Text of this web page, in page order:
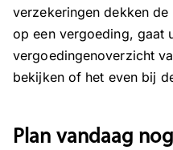
verzekeringen dekken
op een vergoeding, gaat
vergoedingenoverzicht
bekijken of het even bij
Plan vandaag